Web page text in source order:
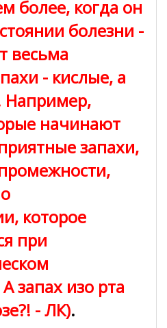
более, когда он
болезни -
весьма
- кислые, а
Например,
начинают
запахи,
которое
при
запах изо рта
- ЛК).